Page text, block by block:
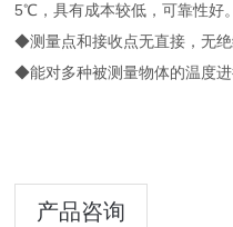
5℃，具有成本较低，可靠性好。
◆测量点和接收点无直接，无绝
◆能对多种被测量物体的温度进
产品咨询